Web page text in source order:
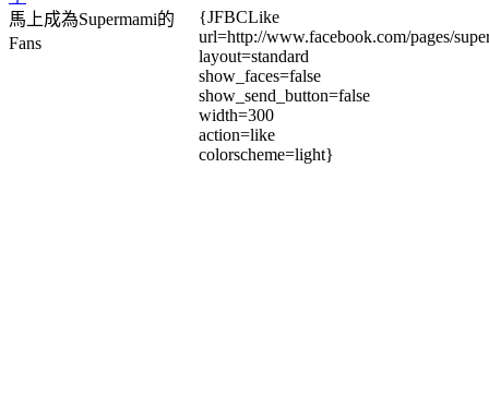
馬上成為Supermami的
Fans
{JFBCLike
url=http://www.facebook.com/pages/
layout=standard
show_faces=false
show_send_button=false
width=300
action=like
colorscheme=light}